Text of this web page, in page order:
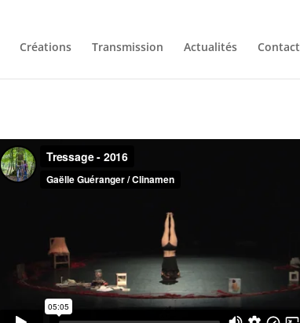
Créations Transmission Actualités Contact